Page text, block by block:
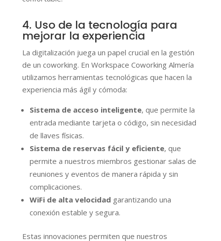
4. Uso de la tecnología para
mejorar la experiencia
La digitalización juega un papel crucial en la gestión
de un coworking. En Workspace Coworking Almería
utilizamos herramientas tecnológicas que hacen la
experiencia más ágil y cómoda:
Sistema de acceso inteligente, que permite la
entrada mediante tarjeta o código, sin necesidad
de llaves físicas.
Sistema de reservas fácil y eficiente, que
permite a nuestros miembros gestionar salas de
reuniones y eventos de manera rápida y sin
complicaciones.
WiFi de alta velocidad garantizando una
conexión estable y segura.
Estas innovaciones permiten que nuestros